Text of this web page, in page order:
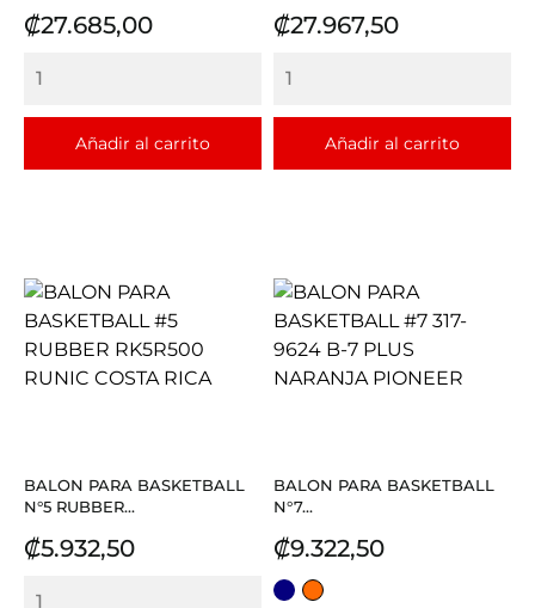
Precio
₡27.685,00
Añadir al carrito
Precio
₡27.967,50
Añadir al carrito
BALON PARA BASKETBALL
N°5 RUBBER...
Precio
₡5.932,50
BALON PARA BASKETBALL
N°7...
Precio
₡9.322,50
AZULNARANJA